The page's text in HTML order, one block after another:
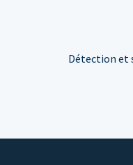
Détection et